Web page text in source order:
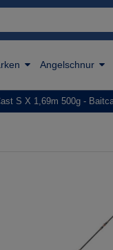
Angelschnur
S X 1,69m 500g -